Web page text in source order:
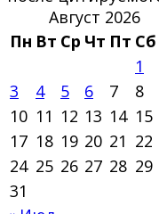
Август 2026
Пн Вт Ср Чт Пт Сб
1
3
4 5 6 7 8
10 11 12 13 14 15
17 18 19 20 21 22
24 25 26 27 28 29
31